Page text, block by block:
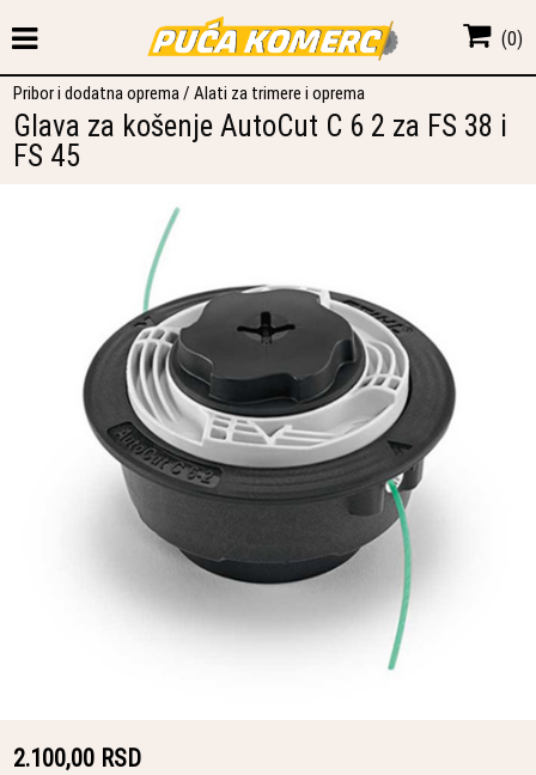
(0)
Pribor i dodatna oprema/Alati za trimere i oprema
Glava za košenje AutoCut C 6 2 za FS 38 i
FS 45
2.100,00 RSD